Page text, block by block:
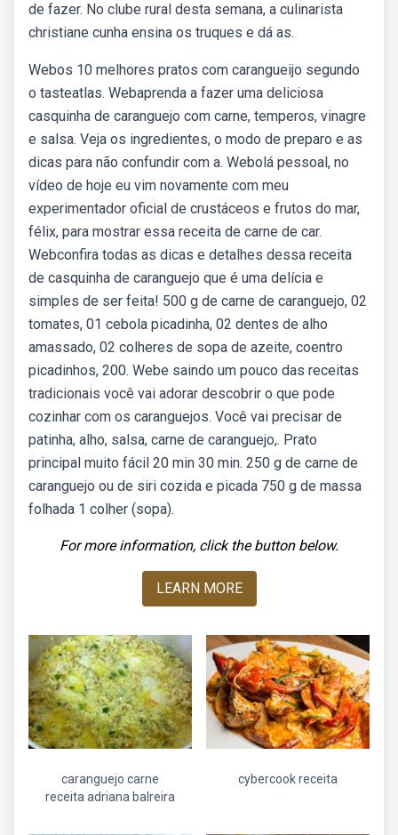
de fazer. No clube rural desta semana, a culinarista
christiane cunha ensina os truques e dá as.
Webos 10 melhores pratos com carangueijo segundo
o tasteatlas. Webaprenda a fazer uma deliciosa
casquinha de caranguejo com carne, temperos, vinagre
e salsa. Veja os ingredientes, o modo de preparo e as
dicas para não confundir com a. Webolá pessoal, no
vídeo de hoje eu vim novamente com meu
experimentador oficial de crustáceos e frutos do mar,
félix, para mostrar essa receita de carne de car.
Webconfira todas as dicas e detalhes dessa receita
de casquinha de caranguejo que é uma delícia e
simples de ser feita! 500 g de carne de caranguejo, 02
tomates, 01 cebola picadinha, 02 dentes de alho
amassado, 02 colheres de sopa de azeite, coentro
picadinhos, 200. Webe saindo um pouco das receitas
tradicionais você vai adorar descobrir o que pode
cozinhar com os caranguejos. Você vai precisar de
patinha, alho, salsa, carne de caranguejo,. Prato
principal muito fácil 20 min 30 min. 250 g de carne de
caranguejo ou de siri cozida e picada 750 g de massa
folhada 1 colher (sopa).
For more information, click the button below.
LEARN MORE
caranguejo carne
receita adriana balreira
cybercook receita